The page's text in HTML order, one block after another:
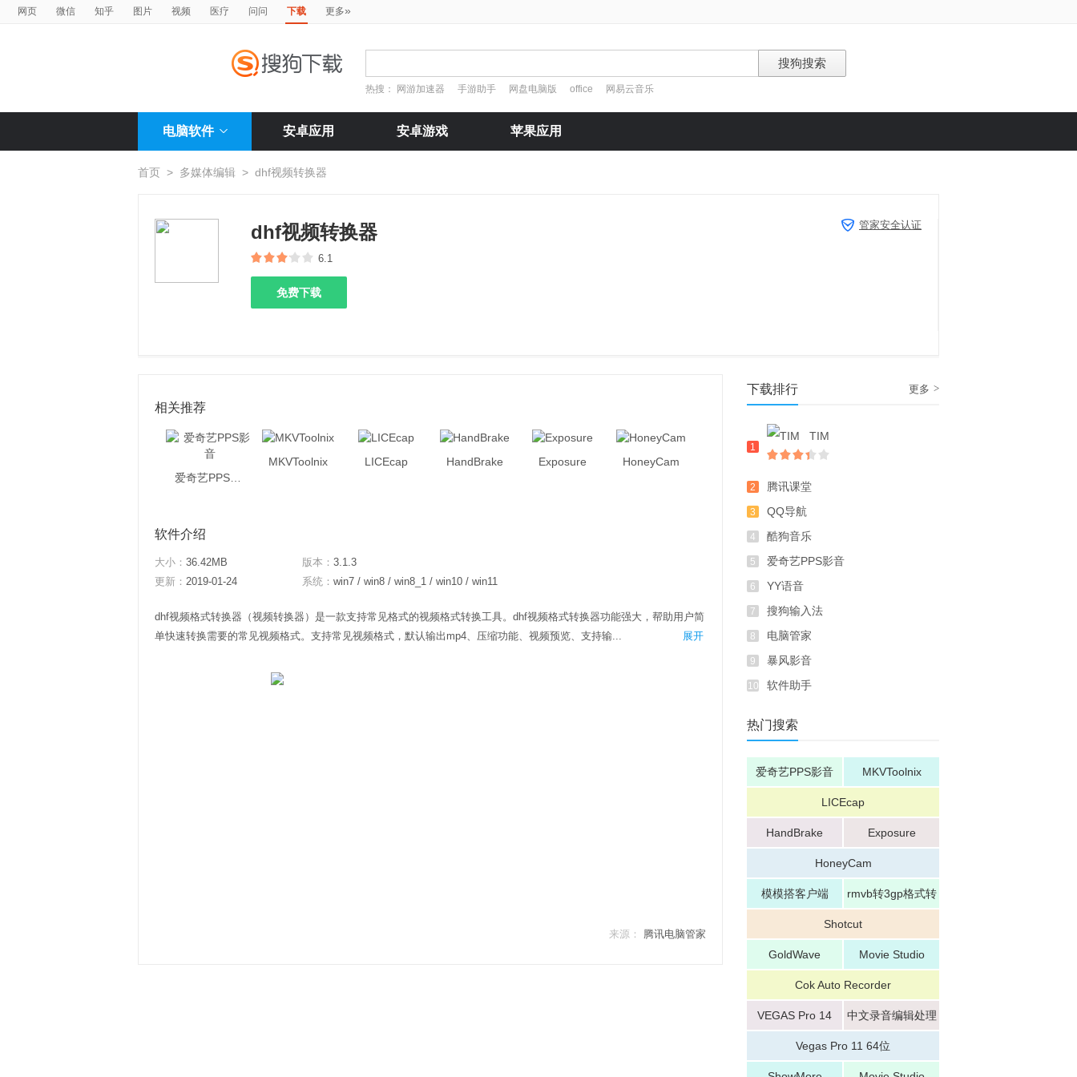
网页 微信 知乎 图片 视频 医疗 问问 下载 更多»
热搜： 网游加速器 手游助手 网盘电脑版 office 网易云音乐
电脑软件 安卓应用 安卓游戏 苹果应用
首页 > 多媒体编辑 > dhf视频转换器
dhf视频转换器
6.1
免费下载
管家安全认证
相关推荐
MKVToolnix LICEcap HandBrake Exposure HoneyCam
软件介绍
大小： 36.42MB 版本： 3.1.3
更新： 2019-01-24 系统： win7 / win8 / win8_1 / win10 / win11
dhf视频格式转换器（视频转换器）是一款支持常见格式的视频格式转换工具。dhf视频格式转换器功能强大，帮助用户简
单快速转换需要的常见视频格式。支持常见视频格式，默认输出mp4、压缩功能、视频预览、支持输...
展开
来源： 腾讯电脑管家
下载排行 更多 >
1
TIM
2 腾讯课堂
3 QQ导航
4 酷狗音乐
5 爱奇艺PPS影音
6 YY语音
7 搜狗输入法
8 电脑管家
9 暴风影音
10 软件助手
热门搜索
爱奇艺PPS影音 MKVToolnix
LICEcap
HandBrake Exposure
HoneyCam
模模搭客户端 rmvb转3gp格式转
Shotcut
GoldWave Movie Studio
Cok Auto Recorder
VEGAS Pro 14 中文录音编辑处理
器
Vegas Pro 11 64位